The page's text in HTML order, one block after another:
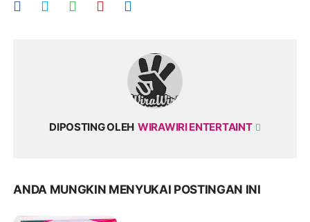
DIPOSTING OLEH WIRAWIRI ENTERTAINT
ANDA MUNGKIN MENYUKAI POSTINGAN INI